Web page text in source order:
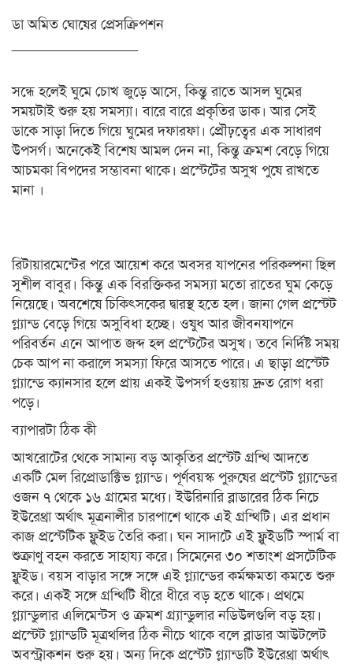
ডা অমিত ঘোষের প্রেসক্রিপশন
সন্ধে হলেই ঘুমে চোখ জুড়ে আসে, কিন্তু রাতে আসল ঘুমের
সময়টাই শুরু হয় সমস্যা। বারে বারে প্রকৃতির ডাক। আর সেই
ডাকে সাড়া দিতে গিয়ে ঘুমের দফারফা। প্রৌঢ়ত্বের এক সাধারণ
উপসর্গ। অনেকেই বিশেষ আমল দেন না, কিন্তু ক্রমশ বেড়ে গিয়ে
আচমকা বিপদের সম্ভাবনা থাকে। প্রস্টেটের অসুখ পুষে রাখতে
মানা ।
রিটায়ারমেন্টের পরে আয়েশ করে অবসর যাপনের পরিকল্পনা ছিল
সুশীল বাবুর। কিন্তু এক বিরক্তিকর সমস্যা মতো রাতের ঘুম কেড়ে
নিয়েছে। অবশেষে চিকিৎসকের দ্বারস্থ হতে হল। জানা গেল প্রস্টেট
গ্ল্যান্ড বেড়ে গিয়ে অসুবিধা হচ্ছে। ওষুধ আর জীবনযাপনে
পরিবর্তন এনে আপাত জব্দ হল প্রস্টেটের অসুখ। তবে নির্দিষ্ট সময়
চেক আপ না করালে সমস্যা ফিরে আসতে পারে। এ ছাড়া প্রস্টেট
গ্ল্যান্ডে ক্যানসার হলে প্রায় একই উপসর্গ হওয়ায় দ্রুত রোগ ধরা
পড়ে।
ব্যাপারটা ঠিক কী
আখরোটের থেকে সামান্য বড় আকৃতির প্রস্টেট গ্রন্থি আদতে
একটি মেল রিপ্রোডাক্টিভ গ্ল্যান্ড। পূর্ণবয়স্ক পুরুষের প্রস্টেট গ্ল্যান্ডের
ওজন ৭ থেকে ১৬ গ্রামের মধ্যে। ইউরিনারি ব্লাডারের ঠিক নিচে
ইউরেথ্রা অর্থাৎ মূত্রনালীর চারপাশে থাকে এই গ্রন্থিটি। এর প্রধান
কাজ প্রস্টেটিক ফ্লুইড তৈরি করা। ঘন সাদাটে এই ফ্লুইডটি স্পার্ম বা
শুক্রাণু বহন করতে সাহায্য করে। সিমেনের ৩০ শতাংশ প্রসটেটিক
ফ্লুইড। বয়স বাড়ার সঙ্গে সঙ্গে এই গ্ল্যান্ডের কর্মক্ষমতা কমতে শুরু
করে। একই সঙ্গে গ্রন্থিটি ধীরে ধীরে বড় হতে থাকে। প্রথমে
গ্ল্যান্ডুলার এলিমেন্টস ও ক্রমশ গ্র্যান্ডুলার নডিউলগুলি বড় হয়।
প্রস্টেট গ্ল্যান্ডটি মূত্রথলির ঠিক নীচে থাকে বলে ব্লাডার আউটলেট
অবস্ট্রাকশন শুরু হয়। অন্য দিকে প্রস্টেট গ্ল্যান্ডটি ইউরেথ্রা অর্থাৎ